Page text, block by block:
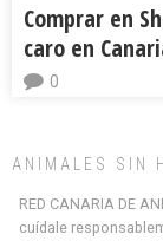
Comprar en
caro en
0
ANIMALES SIN
RED CANARIA DE
cuídale